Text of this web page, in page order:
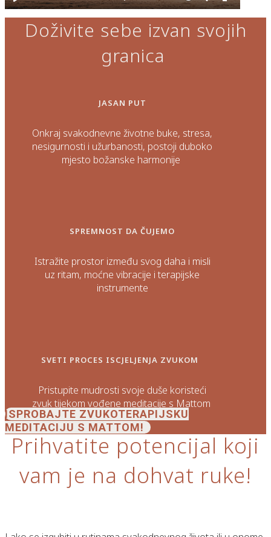
Doživite sebe izvan svojih
granica
JASAN PUT
Onkraj svakodnevne životne buke, stresa,
nesigurnosti i užurbanosti, postoji duboko
mjesto božanske harmonije
SPREMNOST DA ČUJEMO
Istražite prostor između svog daha i misli
uz ritam, moćne vibracije i terapijske
instrumente
SVETI PROCES ISCJELJENJA ZVUKOM
Pristupite mudrosti svoje duše koristeći
zvuk tijekom vođene meditacije s Mattom
ISPROBAJTE ZVUKOTERAPIJSKU
MEDITACIJU S MATTOM!
Prihvatite potencijal koji
vam je na dohvat ruke!